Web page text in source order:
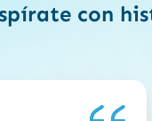
con